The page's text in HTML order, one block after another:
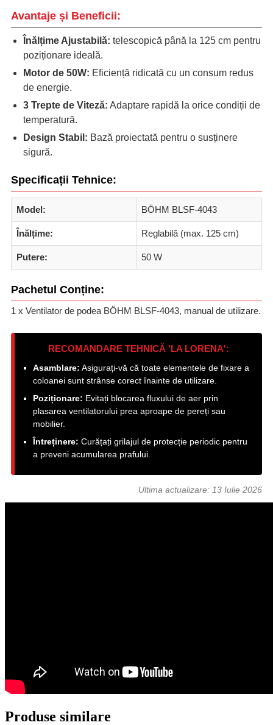
Avantaje și Beneficii:
Înălțime Ajustabilă: telescopică până la 125 cm pentru
poziționare ideală.
Motor de 50W: Eficiență ridicată cu un consum redus
de energie.
3 Trepte de Viteză: Adaptare rapidă la orice condiții de
temperatură.
Design Stabil: Bază proiectată pentru o susținere
sigură.
Specificații Tehnice:
Model: BÖHM BLSF-4043
Înălțime: Reglabilă (max. 125 cm)
Putere: 50 W
Pachetul Conține:
1 x Ventilator de podea BÖHM BLSF-4043, manual de utilizare.
RECOMANDARE TEHNICĂ 'LA LORENA':
Asamblare: Asigurați-vă că toate elementele de fixare a
coloanei sunt strânse corect înainte de utilizare.
Poziționare: Evitați blocarea fluxului de aer prin
plasarea ventilatorului prea aproape de pereți sau
mobilier.
Întreținere: Curățați grilajul de protecție periodic pentru
a preveni acumularea prafului.
Ultima actualizare: 13 Iulie 2026
Produse similare